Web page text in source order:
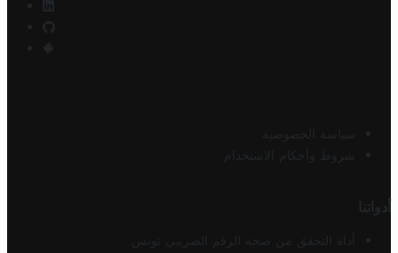
سياسة الخصوصية
شروط وأحكام الاستخدام
أدواتنا
أداة التحقق من صحة الرقم الضريبي تونس